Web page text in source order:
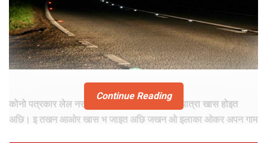
कोनो पत्रकार लेल नरसंहार क बाद ओहि इलाका क यात्रा खास होइत
अछि। इ तखन आओर खास भ जाइत अछि जखन ओ इलाका ओकर अपन गाम
Continue Reading